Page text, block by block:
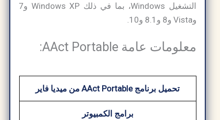
التشغيل Windows، بما في ذلك Windows XP و7
معلومات عامة AAct Portable:
تحميل برنامج AAct Portable من ميديا فاير
برامج الكمبيوتر